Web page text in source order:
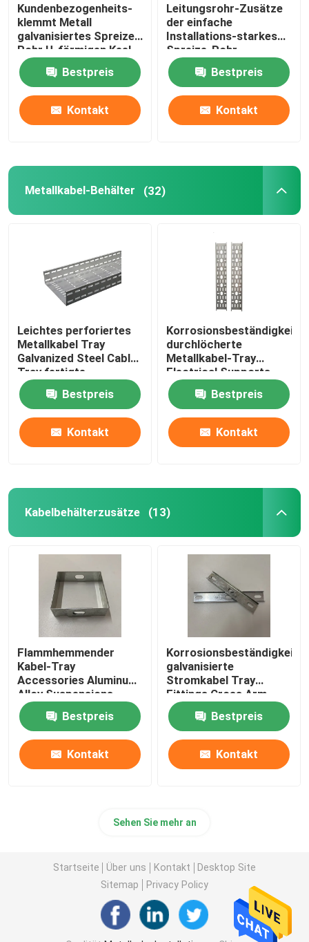
Kundenbezogenheits-
klemmt Metall
galvanisiertes Spreize-
Rohr U-förmigen Keel
Clip fest
Bestpreis
Kontakt
Leitungsrohr-Zusätze
der einfache
Installations-starkes
Spreize-Rohr-
Klammern-KBG/JDG
Bestpreis
Kontakt
Metallkabel-Behälter (32)
Leichtes perforiertes
Metallkabel Tray
Galvanized Steel Cable
Tray fertigte
besonders an
Bestpreis
Kontakt
Korrosionsbeständigkeit
durchlöcherte
Metallkabel-Tray
Electrical Supports
Soem
Bestpreis
Kontakt
Kabelbehälterzusätze (13)
Flammhemmender
Kabel-Tray
Accessories Aluminum
Alloy Suspensions-
Rahmen
Bestpreis
Kontakt
Korrosionsbeständigkeit
galvanisierte
Stromkabel Tray
Fittings Cross Arm
Support
Bestpreis
Kontakt
Sehen Sie mehr an
Startseite Über uns Kontakt
Desktop Site
Sitemap
Privacy Policy